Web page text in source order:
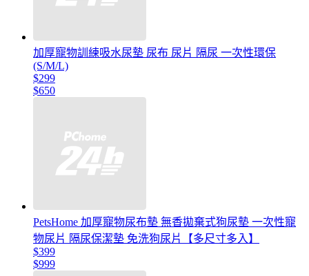
加厚寵物訓練吸水尿墊 尿布 尿片 隔尿 一次性環保
(S/M/L)
$299
$650
PetsHome 加厚寵物尿布墊 無香拋棄式狗尿墊 一次性寵
物尿片 隔尿保潔墊 免洗狗尿片【多尺寸多入】
$399
$999